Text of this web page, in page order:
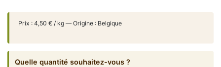
Prix : 4,50 € / kg — Origine : Belgique
Quelle quantité souhaitez-vous ?